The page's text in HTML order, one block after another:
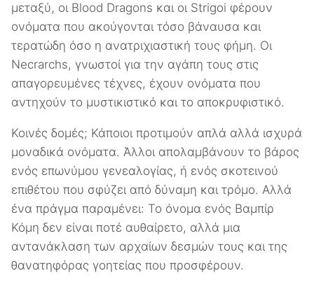
μεταξύ, οι Blood Dragons και οι Strigoi φέρουν
ονόματα που ακούγονται τόσο βάναυσα και
τερατώδη όσο η ανατριχιαστική τους φήμη. Οι
Necrarchs, γνωστοί για την αγάπη τους στις
απαγορευμένες τέχνες, έχουν ονόματα που
αντηχούν το μυστικιστικό και το αποκρυφιστικό.
Κοινές δομές; Κάποιοι προτιμούν απλά αλλά ισχυρά
μοναδικά ονόματα. Άλλοι απολαμβάνουν το βάρος
ενός επωνύμου γενεαλογίας, ή ενός σκοτεινού
επιθέτου που σφύζει από δύναμη και τρόμο. Αλλά
ένα πράγμα παραμένει: Το όνομα ενός Βαμπίρ
Κόμη δεν είναι ποτέ αυθαίρετο, αλλά μια
αντανάκλαση των αρχαίων δεσμών τους και της
θανατηφόρας γοητείας που προσφέρουν.